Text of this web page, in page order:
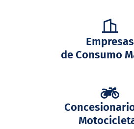
Empresas
de Consumo